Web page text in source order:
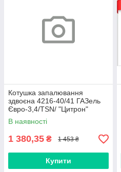
Котушка запалювання
здвоєна 4216-40/41 ГАЗель
Євро-3,4/TSN/ "Цитрон"
(1.2.105)
В наявності
1 380,35 ₴ 1 453 ₴
Купити